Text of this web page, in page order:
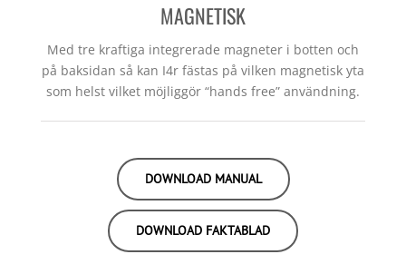
MAGNETISK
Med tre kraftiga integrerade magneter i botten och
på baksidan så kan I4r fästas på vilken magnetisk yta
som helst vilket möjliggör “hands free” användning.
DOWNLOAD MANUAL
DOWNLOAD FAKTABLAD